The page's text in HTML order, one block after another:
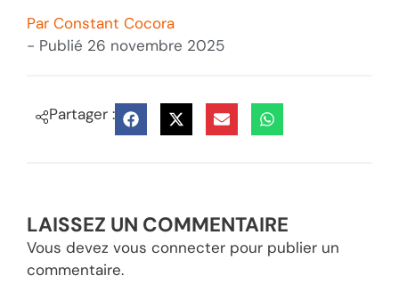
Par Constant Cocora
- Publié 26 novembre 2025
Partager :
LAISSEZ UN COMMENTAIRE
Vous devez vous connecter pour publier un
commentaire.